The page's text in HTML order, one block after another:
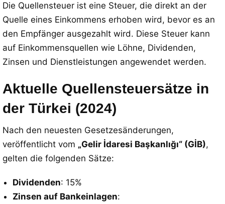
Die Quellensteuer ist eine Steuer, die direkt an der
Quelle eines Einkommens erhoben wird, bevor es an
den Empfänger ausgezahlt wird. Diese Steuer kann
auf Einkommensquellen wie Löhne, Dividenden,
Zinsen und Dienstleistungen angewendet werden.
Aktuelle Quellensteuersätze in
der Türkei (2024)
Nach den neuesten Gesetzesänderungen,
veröffentlicht vom „Gelir İdaresi Başkanlığı“ (GİB),
gelten die folgenden Sätze:
Dividenden: 15%
Zinsen auf Bankeinlagen: